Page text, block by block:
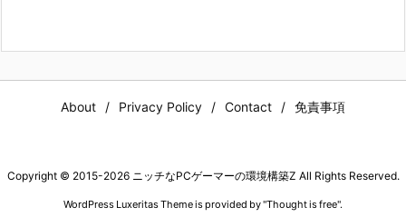
About Privacy Policy Contact 免責事項
Copyright © 2015-2026 ニッチなPCゲーマーの環境構築Z All Rights Reserved.
WordPress Luxeritas Theme is provided by "Thought is free".